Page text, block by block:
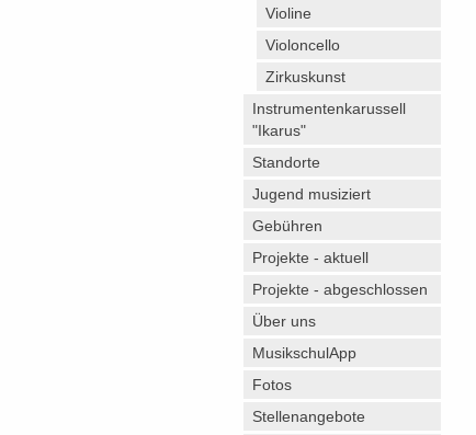
Violine
Violoncello
Zirkuskunst
Instrumentenkarussell
"Ikarus"
Standorte
Jugend musiziert
Gebühren
Projekte - aktuell
Projekte - abgeschlossen
Über uns
MusikschulApp
Fotos
Stellenangebote